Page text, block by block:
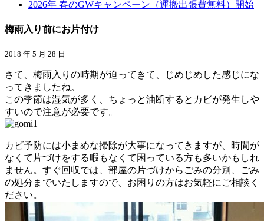
2026年 春のGWキャンペーン（運搬出張費無料）開始
梅雨入り前にお片付け
2018 年 5 月 28 日
さて、梅雨入りの時期が迫ってきて、じめじめした感じにな
ってきましたね。
この季節は湿気が多く、ちょっと油断するとカビが発生しや
すいので注意が必要です。
カビ予防には小まめな掃除が大事になってきますが、時間が
なくて片づけをする暇もなくて困っている方も多いかもしれ
ません。すぐ回収では、部屋の片づけからごみの分別、ごみ
の処分までいたしますので、お困りの方はお気軽にご相談く
ださい。